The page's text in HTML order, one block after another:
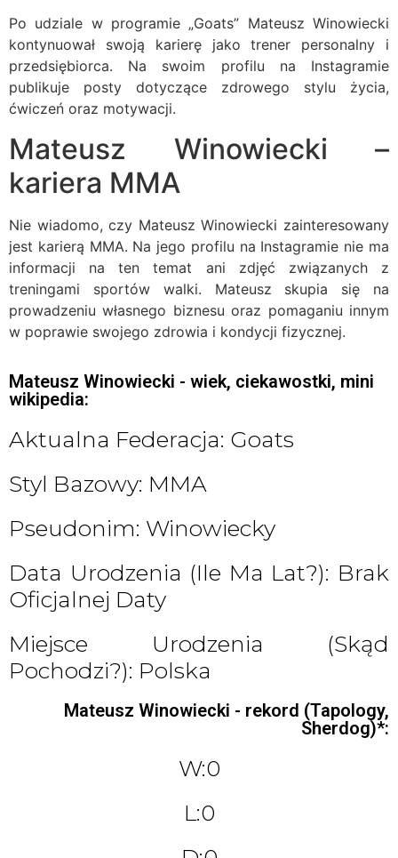
Po udziale w programie „Goats” Mateusz Winowiecki
kontynuował swoją karierę jako trener personalny i
przedsiębiorca. Na swoim profilu na Instagramie
publikuje posty dotyczące zdrowego stylu życia,
ćwiczeń oraz motywacji.
Mateusz Winowiecki –
kariera MMA
Nie wiadomo, czy Mateusz Winowiecki zainteresowany
jest karierą MMA. Na jego profilu na Instagramie nie ma
informacji na ten temat ani zdjęć związanych z
treningami sportów walki. Mateusz skupia się na
prowadzeniu własnego biznesu oraz pomaganiu innym
w poprawie swojego zdrowia i kondycji fizycznej.
Mateusz Winowiecki - wiek, ciekawostki, mini
wikipedia:
Aktualna Federacja: Goats
Styl Bazowy: MMA
Pseudonim: Winowiecky
Data Urodzenia (ile Ma Lat?): Brak
Oficjalnej Daty
Miejsce Urodzenia (skąd
Pochodzi?): Polska
Mateusz Winowiecki - rekord (Tapology,
Sherdog)*:
W:0
L:0